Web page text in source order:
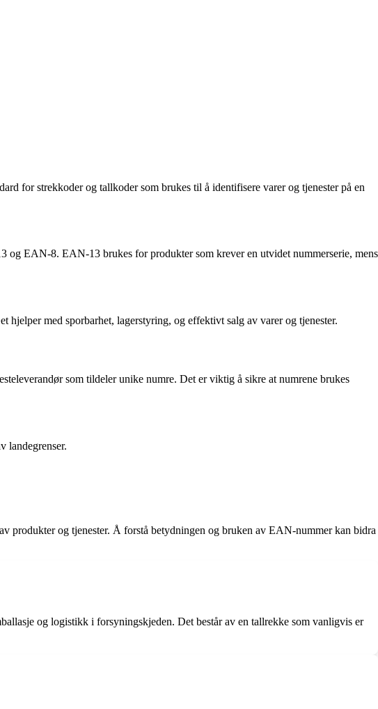
for strekkoder og tallkoder som brukes til å identifisere varer og tjenester på en
EAN-8. EAN-13 brukes for produkter som krever en utvidet nummerserie, mens
med sporbarhet, lagerstyring, og effektivt salg av varer og tjenester.
som tildeler unike numre. Det er viktig å sikre at numrene brukes
landegrenser.
produkter og tjenester. Å forstå betydningen og bruken av EAN-nummer kan bidra
og logistikk i forsyningskjeden. Det består av en tallrekke som vanligvis er